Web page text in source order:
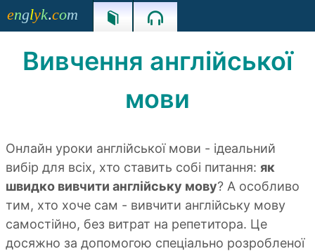
englyk.com  
Вивчення англійської
мови
Онлайн уроки англійської мови - ідеальний
вибір для всіх, хто ставить собі питання: як
швидко вивчити англійську мову? А особливо
тим, хто хоче сам - вивчити англійську мову
самостійно, без витрат на репетитора. Це
досяжно за допомогою спеціально розробленої